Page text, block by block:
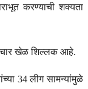
करण्याची शक्यता
चार खेळ शिल्लक आहे.
34 लीग सामन्यांमुळे